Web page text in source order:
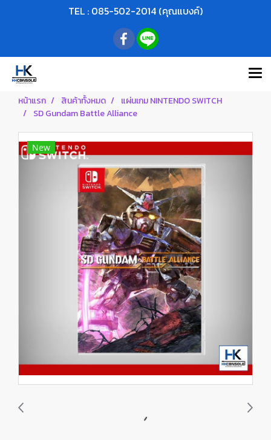
TEL : 085-502-2014 (คุณแบงค์)
หน้าแรก สินค้าทั้งหมด
แผ่นเกม NINTENDO SWITCH
SD Gundam Battle Alliance
New